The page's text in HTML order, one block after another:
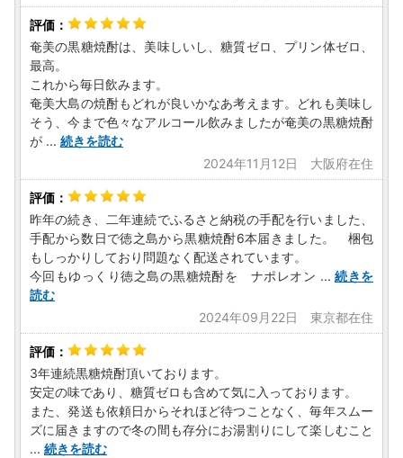
奄美の黒糖焼酎は、美味しいし、糖質ゼロ、プリン体ゼロ、
最高。
これから毎日飲みます。
奄美大島の焼酎もどれが良いかなあ考えます。どれも美味し
そう、今まで色々なアルコール飲みましたが奄美の黒糖焼酎
が ... 続きを読む
2024年11月12日 大阪府在住
昨年の続き、二年連続でふるさと納税の手配を行いました、
手配から数日で徳之島から黒糖焼酎6本届きました。 梱包
もしっかりしており問題なく配送されています。
今回もゆっくり徳之島の黒糖焼酎を ナポレオン ... 続きを
読む
2024年09月22日 東京都在住
3年連続黒糖焼酎頂いております。
安定の味であり、糖質ゼロも含めて気に入っております。
また、発送も依頼日からそれほど待つことなく、毎年スムー
ズに届きますので冬の間も存分にお湯割りにして楽しむこと
... 続きを読む